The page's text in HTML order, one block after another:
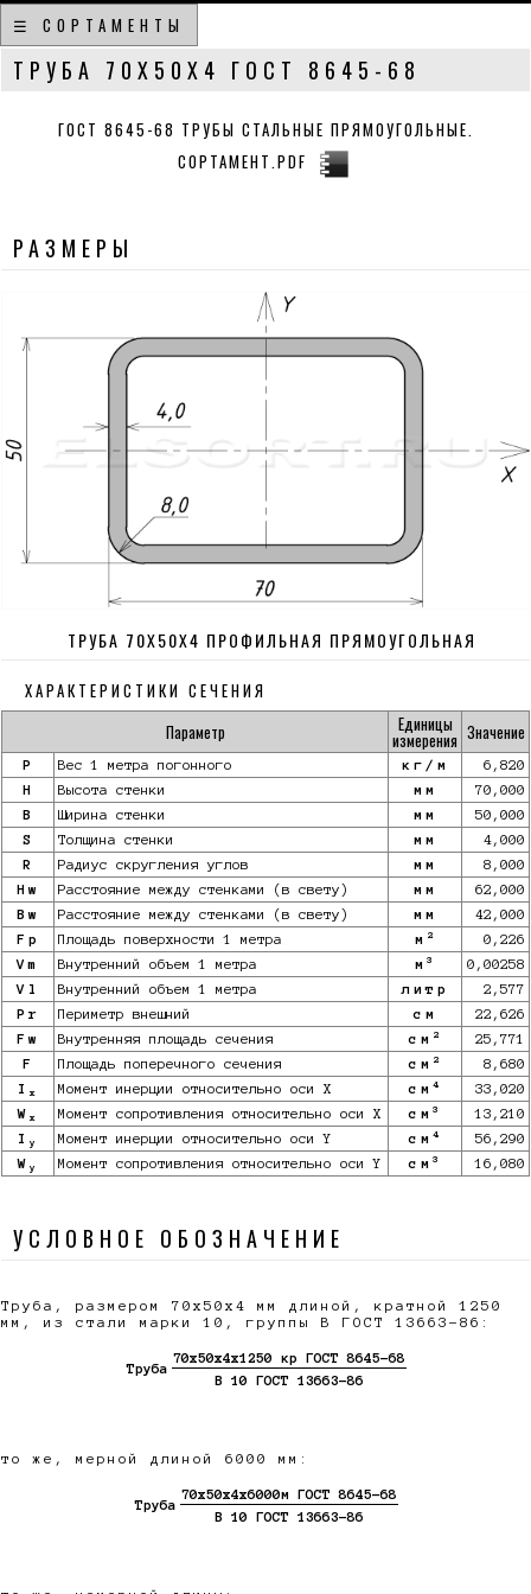
☰ СОРТАМЕНТЫ
ТРУБА 70Х50Х4 ГОСТ 8645-68
ГОСТ 8645-68 ТРУБЫ СТАЛЬНЫЕ ПРЯМОУГОЛЬНЫЕ.
СОРТАМЕНТ.PDF
РАЗМЕРЫ
ТРУБА 70Х50Х4 ПРОФИЛЬНАЯ ПРЯМОУГОЛЬНАЯ
ХАРАКТЕРИСТИКИ СЕЧЕНИЯ
Параметр
Единицы
измерения Значение
P Вес 1 метра погонного кг/м
6,820
H
Высота стенки мм
70,000
B
Ширина стенки мм
50,000
S
Толщина стенки мм
4,000
R
Радиус скругления углов мм
8,000
Hw
Расстояние между стенками (в свету) мм
62,000
Bw
Расстояние между стенками (в свету) мм
42,000
Fp
Площадь поверхности 1 метра м 2
0,226
Vm
Внутренний объем 1 метра м 3
0,00258
Vl
Внутренний объем 1 метра литр
2,577
Pr
Периметр внешний см
22,626
Fw
Внутренняя площадь сечения см 2
25,771
F
Площадь поперечного сечения см 2
8,680
I x Момент инерции относительно оси X см 4
33,020
W x Момент сопротивления относительно оси X см 3
13,210
I y Момент инерции относительно оси Y см 4
56,290
W y Момент сопротивления относительно оси Y см 3 16,080
УСЛОВНОЕ ОБОЗНАЧЕНИЕ
Труба, размером 70х50х4 мм длиной, кратной 1250
мм, из стали марки 10, группы В ГОСТ 13663-86:
Труба
70х50х4х1250 кр ГОСТ 8645-68
В 10 ГОСТ 13663-86
то же, мерной длиной 6000 мм:
Труба
70х50х4х6000м ГОСТ 8645-68
В 10 ГОСТ 13663-86